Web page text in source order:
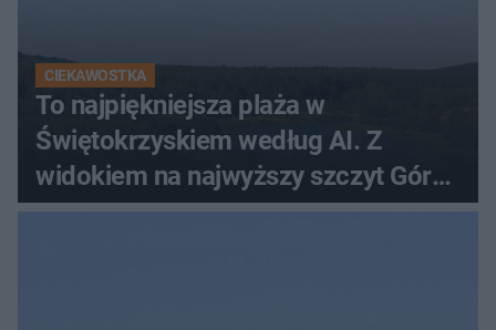
CIEKAWOSTKA
To najpiękniejsza plaża w
Świętokrzyskiem według AI. Z
widokiem na najwyższy szczyt Gór
Świętokrzyskich